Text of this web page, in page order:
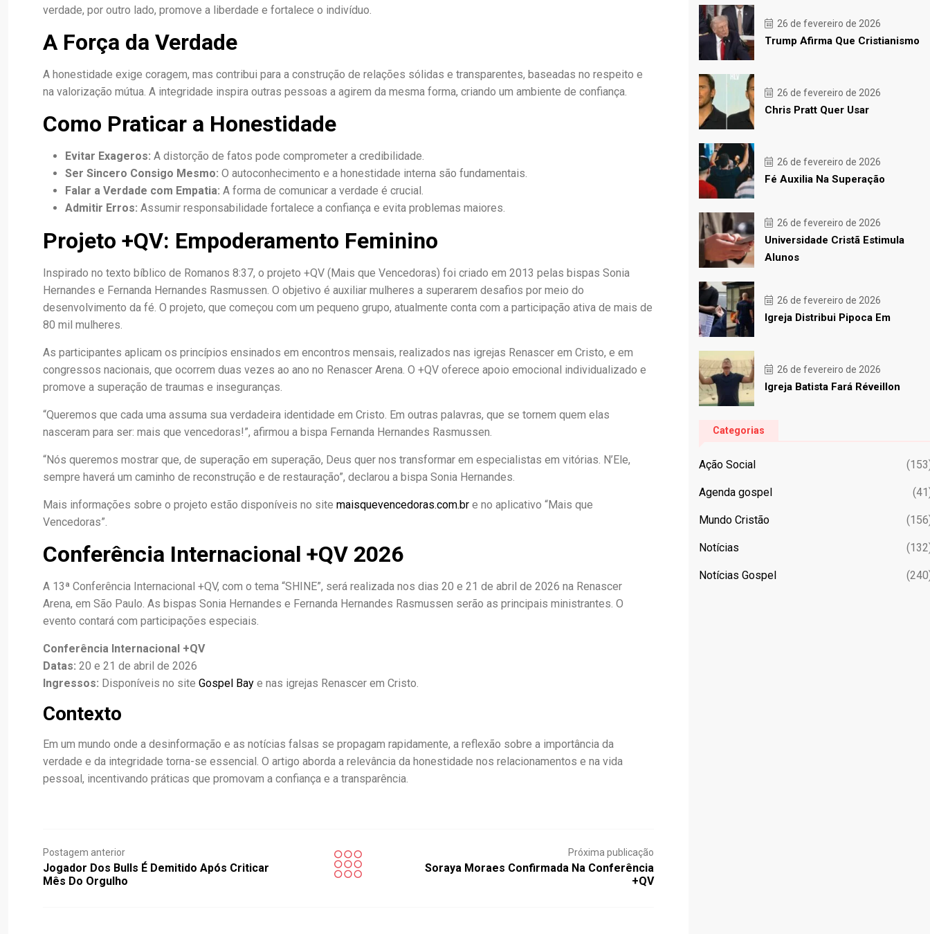
verdade, por outro lado, promove a liberdade e fortalece o indivíduo.
A Força da Verdade
A honestidade exige coragem, mas contribui para a construção de relações sólidas e transparentes, baseadas no respeito e
na valorização mútua. A integridade inspira outras pessoas a agirem da mesma forma, criando um ambiente de confiança.
Como Praticar a Honestidade
Evitar Exageros: A distorção de fatos pode comprometer a credibilidade.
Ser Sincero Consigo Mesmo: O autoconhecimento e a honestidade interna são fundamentais.
Falar a Verdade com Empatia: A forma de comunicar a verdade é crucial.
Admitir Erros: Assumir responsabilidade fortalece a confiança e evita problemas maiores.
Projeto +QV: Empoderamento Feminino
Inspirado no texto bíblico de Romanos 8:37, o projeto +QV (Mais que Vencedoras) foi criado em 2013 pelas bispas Sonia
Hernandes e Fernanda Hernandes Rasmussen. O objetivo é auxiliar mulheres a superarem desafios por meio do
desenvolvimento da fé. O projeto, que começou com um pequeno grupo, atualmente conta com a participação ativa de mais de
80 mil mulheres.
As participantes aplicam os princípios ensinados em encontros mensais, realizados nas igrejas Renascer em Cristo, e em
congressos nacionais, que ocorrem duas vezes ao ano no Renascer Arena. O +QV oferece apoio emocional individualizado e
promove a superação de traumas e inseguranças.
“Queremos que cada uma assuma sua verdadeira identidade em Cristo. Em outras palavras, que se tornem quem elas
nasceram para ser: mais que vencedoras!”, afirmou a bispa Fernanda Hernandes Rasmussen.
“Nós queremos mostrar que, de superação em superação, Deus quer nos transformar em especialistas em vitórias. N’Ele,
sempre haverá um caminho de reconstrução e de restauração”, declarou a bispa Sonia Hernandes.
Mais informações sobre o projeto estão disponíveis no site maisquevencedoras.com.br e no aplicativo “Mais que
Vencedoras”.
Conferência Internacional +QV 2026
A 13ª Conferência Internacional +QV, com o tema “SHINE”, será realizada nos dias 20 e 21 de abril de 2026 na Renascer
Arena, em São Paulo. As bispas Sonia Hernandes e Fernanda Hernandes Rasmussen serão as principais ministrantes. O
evento contará com participações especiais.
Conferência Internacional +QV
Datas: 20 e 21 de abril de 2026
Ingressos: Disponíveis no site Gospel Bay e nas igrejas Renascer em Cristo.
Contexto
Em um mundo onde a desinformação e as notícias falsas se propagam rapidamente, a reflexão sobre a importância da
verdade e da integridade torna-se essencial. O artigo aborda a relevância da honestidade nos relacionamentos e na vida
pessoal, incentivando práticas que promovam a confiança e a transparência.
Postagem anterior
Jogador Dos Bulls É Demitido Após Criticar
Mês Do Orgulho
Próxima publicação
Soraya Moraes Confirmada Na Conferência
+QV
26 de fevereiro de 2026
Trump Afirma Que Cristianismo
26 de fevereiro de 2026
Chris Pratt Quer Usar
26 de fevereiro de 2026
Fé Auxilia Na Superação
26 de fevereiro de 2026
Universidade Cristã Estimula
Alunos
26 de fevereiro de 2026
Igreja Distribui Pipoca Em
26 de fevereiro de 2026
Igreja Batista Fará Réveillon
Categorias
Ação Social
Agenda gospel
Mundo Cristão
Notícias
Notícias Gospel